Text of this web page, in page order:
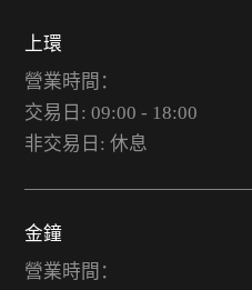
上環
營業時間：
交易日: 09:00 - 18:00
非交易日: 休息
金鐘
營業時間：